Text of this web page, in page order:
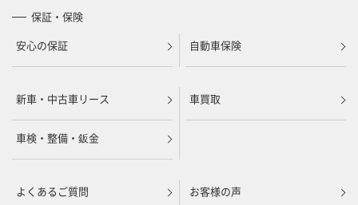
保証・保険
安心の保証
自動車保険
新車・中古車リース 車買取
車検・整備・鈑金
よくあるご質問 お客様の声